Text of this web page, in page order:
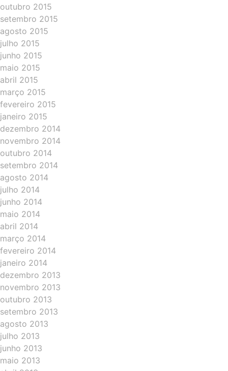
outubro 2015
setembro 2015
agosto 2015
julho 2015
junho 2015
maio 2015
abril 2015
março 2015
fevereiro 2015
janeiro 2015
dezembro 2014
novembro 2014
outubro 2014
setembro 2014
agosto 2014
julho 2014
junho 2014
maio 2014
abril 2014
março 2014
fevereiro 2014
janeiro 2014
dezembro 2013
novembro 2013
outubro 2013
setembro 2013
agosto 2013
julho 2013
junho 2013
maio 2013